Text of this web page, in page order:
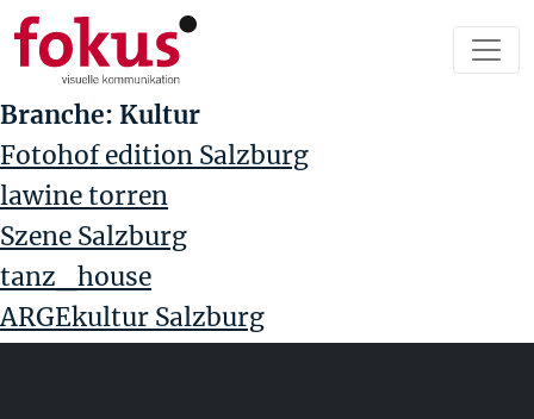
Branche: Kultur
Fotohof edition Salzburg
lawine torren
Szene Salzburg
tanz_house
ARGEkultur Salzburg